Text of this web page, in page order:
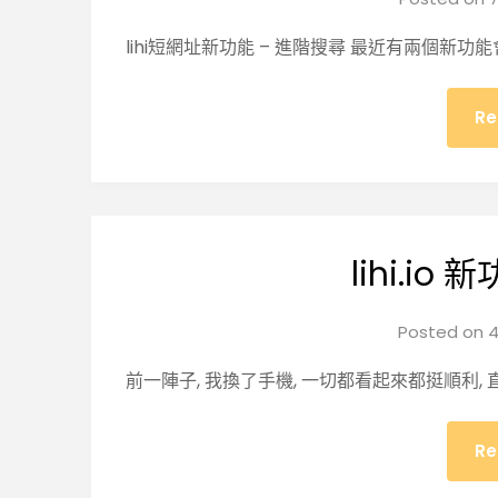
lihi短網址新功能 – 進階搜尋 最近有兩個新功
lihi.io 新
Posted on
前一陣子, 我換了手機, 一切都看起來都挺順利